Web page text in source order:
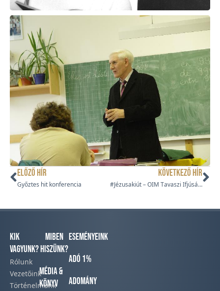
ELŐZŐ HÍR
Győztes hit konferencia
KÖVETKEZŐ HÍR
#Jézusakiút – OIM Tavaszi Ifjúsági Napok 2025
Kik
vagyunk?
Rólunk
Vezetőink
Történelmünk​
Miben
hiszünk?
Média &
Könyv
Eseményeink
Adó 1%
Adomány